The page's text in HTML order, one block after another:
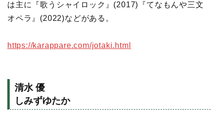
は主に『歌うシャイロック』(2017)『てなもんや三文
オペラ』(2022)などがある。
https://karappare.com/jotaki.html
清水 優
しみずゆたか